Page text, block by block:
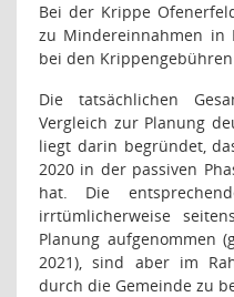
Bei der Krippe
zu Mindereinnahmen in
bei den
Die tatsächlichen
Vergleich zur Planung
liegt darin begründet,
2020 in der passiven
hat. Die
irrtümlicherweise
Planung aufgenommen
2021), sind aber im
durch die Gemeinde zu